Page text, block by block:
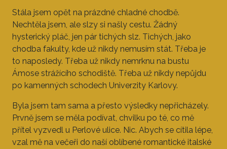
Stála jsem opět na prázdné chladné chodbě.
Nechtěla jsem, ale slzy si našly cestu. Žádný
hysterický pláč, jen pár tichých slz. Tichých, jako
chodba fakulty, kde už nikdy nemusím stát. Třeba je
to naposledy. Třeba už nikdy nemrknu na bustu
Ámose strážícího schodiště. Třeba už nikdy nepůjdu
po kamenných schodech Univerzity Karlovy.
Byla jsem tam sama a přesto výsledky nepřicházely.
Prvně jsem se měla podívat, chvilku po té, co mě
přítel vyzvedl u Perlové ulice. Nic. Abych se cítila lépe,
vzal mě na večeři do naší oblíbené romantické italské